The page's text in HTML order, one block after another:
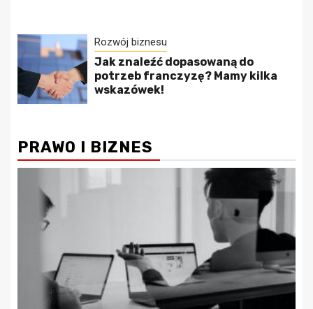
Rozwój biznesu
Jak znaleźć dopasowaną do
potrzeb franczyzę? Mamy kilka
wskazówek!
PRAWO I BIZNES